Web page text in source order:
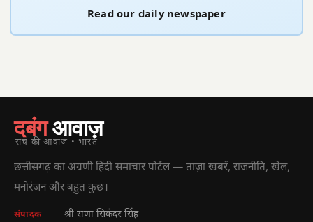
Read our daily newspaper
दबंगआवाज़
सच की आवाज़ • भारत
छत्तीसगढ़ का अग्रणी हिंदी समाचार पोर्टल — ताज़ा खबरें, राजनीति, खेल,
मनोरंजन और बहुत कुछ।
संपादक श्री राणा सिकंदर सिंह